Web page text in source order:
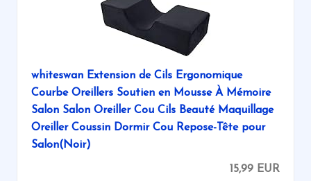
whiteswan Extension de Cils Ergonomique
Courbe Oreillers Soutien en Mousse À Mémoire
Salon Salon Oreiller Cou Cils Beauté Maquillage
Oreiller Coussin Dormir Cou Repose-Tête pour
Salon(Noir)
15,99 EUR